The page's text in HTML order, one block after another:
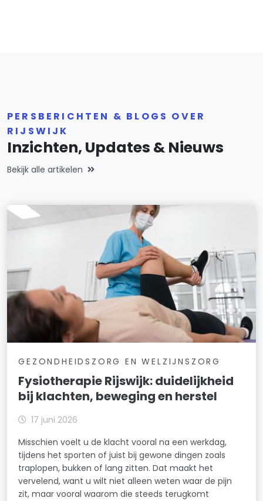
PERSBERICHTEN & BLOGS OVER
RIJSWIJK
Inzichten, Updates & Nieuws
Bekijk alle artikelen
GEZONDHEIDSZORG EN WELZIJNSZORG
Fysiotherapie Rijswijk: duidelijkheid
bij klachten, beweging en herstel
17 juni 2026
Misschien voelt u de klacht vooral na een werkdag,
tijdens het sporten of juist bij gewone dingen zoals
traplopen, bukken of lang zitten. Dat maakt het
vervelend, want u wilt niet alleen weten waar de pijn
zit, maar vooral waarom die steeds terugkomt